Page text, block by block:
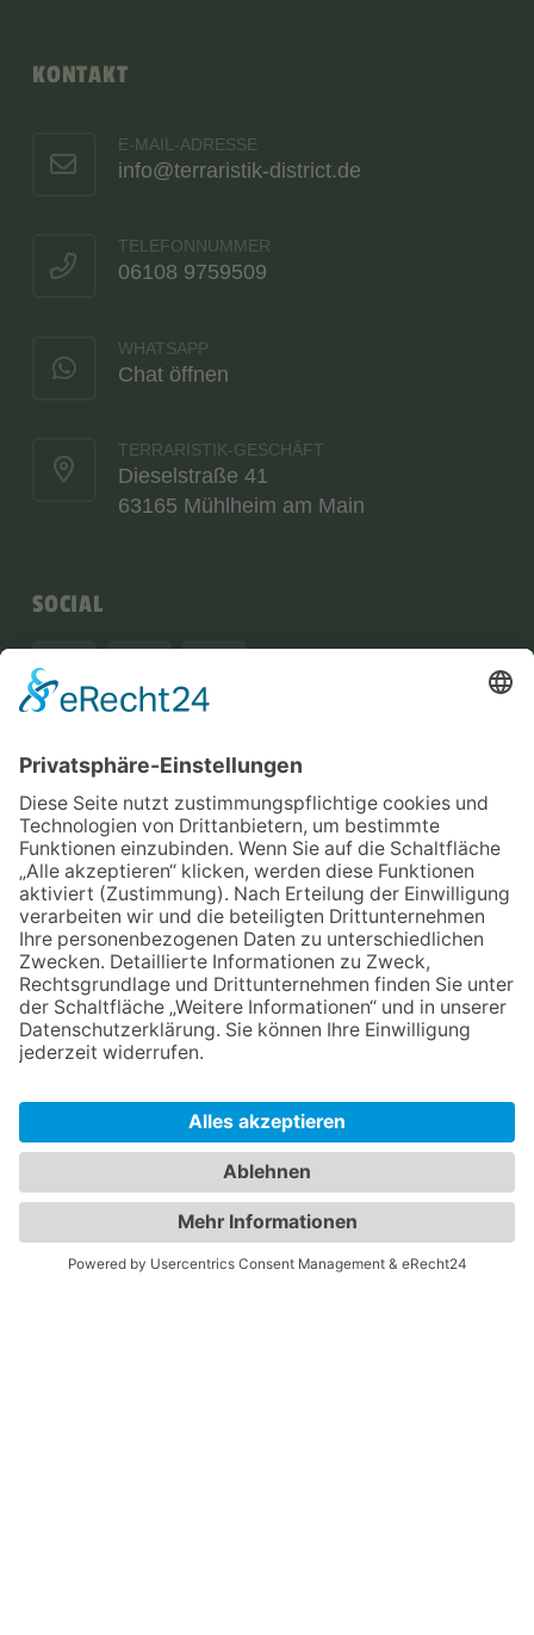
KONTAKT
E-MAIL-ADRESSE
info@terraristik-district.de
TELEFONNUMMER
06108 9759509
WHATSAPP
Chat öffnen
TERRARISTIK-GESCHÄFT
Dieselstraße 41
63165 Mühlheim am Main
SOCIAL
NEWSLETTER
Jetzt anmelden
Mit der Eintragung in dem Newsletter erkläre ich mich mit der